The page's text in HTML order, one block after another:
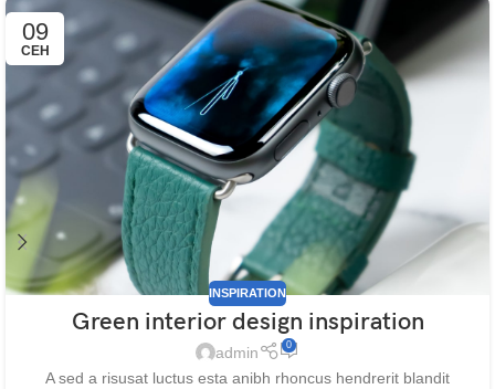
09
СЕН
INSPIRATION
Green interior design inspiration
admin 0
A sed a risusat luctus esta anibh rhoncus hendrerit blandit